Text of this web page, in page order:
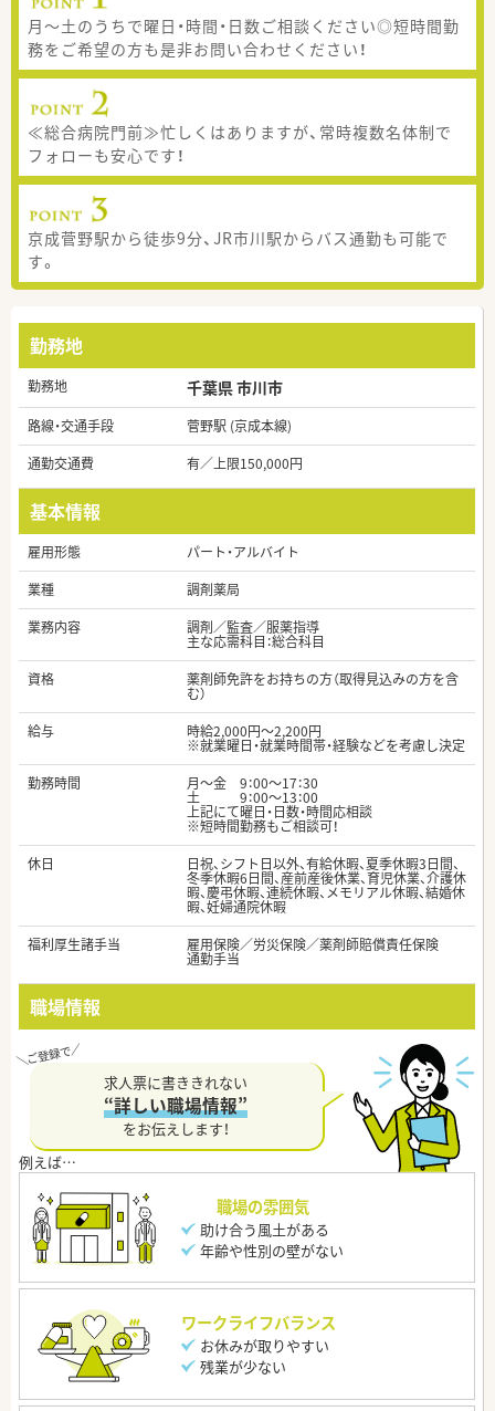
月～土のうちで曜日・時間・日数ご相談ください◎短時間勤
務をご希望の方も是非お問い合わせください！
≪総合病院門前≫忙しくはありますが、常時複数名体制で
フォローも安心です！
京成菅野駅から徒歩9分、JR市川駅からバス通勤も可能で
す。
勤務地
勤務地 千葉県 市川市
路線・交通手段
菅野駅 (京成本線)
通勤交通費
有／上限150,000円
基本情報
雇用形態
パート・アルバイト
業種
調剤薬局
業務内容
調剤／監査／服薬指導
主な応需科目：総合科目
資格
薬剤師免許をお持ちの方（取得見込みの方を含
む）
給与
時給2,000円～2,200円
※就業曜日・就業時間帯・経験などを考慮し決定
勤務時間
月〜金 9：00〜17：30
土 9：00〜13：00
上記にて曜日・日数・時間応相談
※短時間勤務もご相談可！
休日
日祝、シフト日以外、有給休暇、夏季休暇3日間、
冬季休暇6日間、産前産後休業、育児休業、介護休
暇、慶弔休暇、連続休暇、メモリアル休暇、結婚休
暇、妊婦通院休暇
福利厚生諸手当
雇用保険／労災保険／薬剤師賠償責任保険
通勤手当
職場情報
求人票に書ききれない
“詳しい職場情報”
をお伝えします！
職場の雰囲気
助け合う風土がある
年齢や性別の壁がない
ワークライフバランス
お休みが取りやすい
残業が少ない